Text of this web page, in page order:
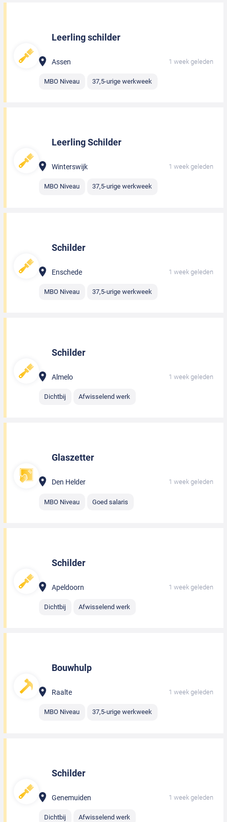
Leerling schilder
Assen 1 week geleden
MBO Niveau 37,5-urige werkweek
Leerling Schilder
Winterswijk 1 week geleden
MBO Niveau 37,5-urige werkweek
Schilder
Enschede 1 week geleden
MBO Niveau 37,5-urige werkweek
Schilder
Almelo 1 week geleden
Dichtbij Afwisselend werk
Glaszetter
Den Helder 1 week geleden
MBO Niveau Goed salaris
Schilder
Apeldoorn 1 week geleden
Dichtbij Afwisselend werk
Bouwhulp
Raalte 1 week geleden
MBO Niveau 37,5-urige werkweek
Schilder
Genemuiden 1 week geleden
Dichtbij Afwisselend werk